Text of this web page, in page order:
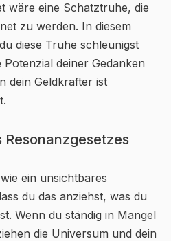
wäre eine Schatztruhe, die
zu werden. In diesem
diese Truhe schleunigst
deiner Gedanken
dein Geldkrafter ist
Resonanzgesetzes
ein unsichtbares
du das anziehst, was du
Wenn du ständig in Mangel
die Universum und dein